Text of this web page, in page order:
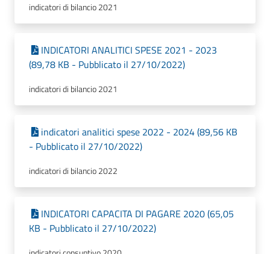
indicatori di bilancio 2021
INDICATORI ANALITICI SPESE 2021 - 2023
(89,78 KB - Pubblicato il 27/10/2022)
indicatori di bilancio 2021
indicatori analitici spese 2022 - 2024 (89,56 KB
- Pubblicato il 27/10/2022)
indicatori di bilancio 2022
INDICATORI CAPACITA DI PAGARE 2020 (65,05
KB - Pubblicato il 27/10/2022)